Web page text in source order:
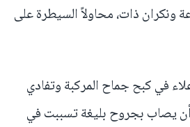
ونكران ذات، محاولاً السيطرة على
في كبح جماح المركبة وتفادي
أن يصاب بجروح بليغة تسببت في